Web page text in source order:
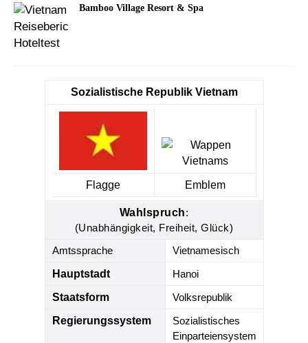
Bamboo Village Resort & Spa
Sozialistische Republik Vietnam
Flagge Emblem
Wahlspruch:
(Unabhängigkeit, Freiheit, Glück)
Amtssprache
Vietnamesisch
Hauptstadt
Hanoi
Staatsform
Volksrepublik
Regierungssystem
Sozialistisches
Einparteiensystem